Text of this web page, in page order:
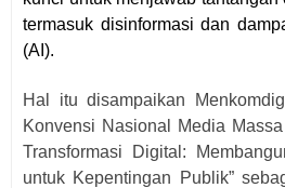
termasuk disinformasi dan
(AI).
Hal itu disampaikan
Konvensi Nasional Media
Transformasi Digital:
untuk Kepentingan Publik”